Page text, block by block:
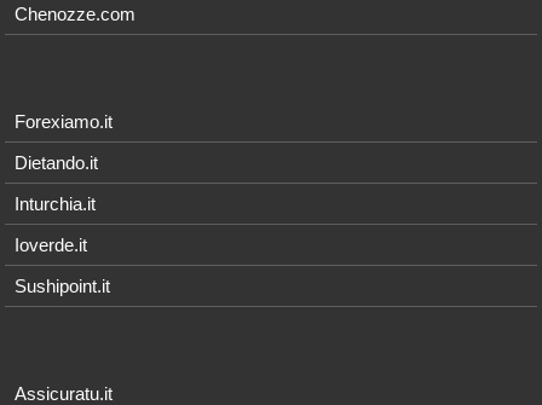
Chenozze.com
Forexiamo.it
Dietando.it
Inturchia.it
Ioverde.it
Sushipoint.it
Assicuratu.it